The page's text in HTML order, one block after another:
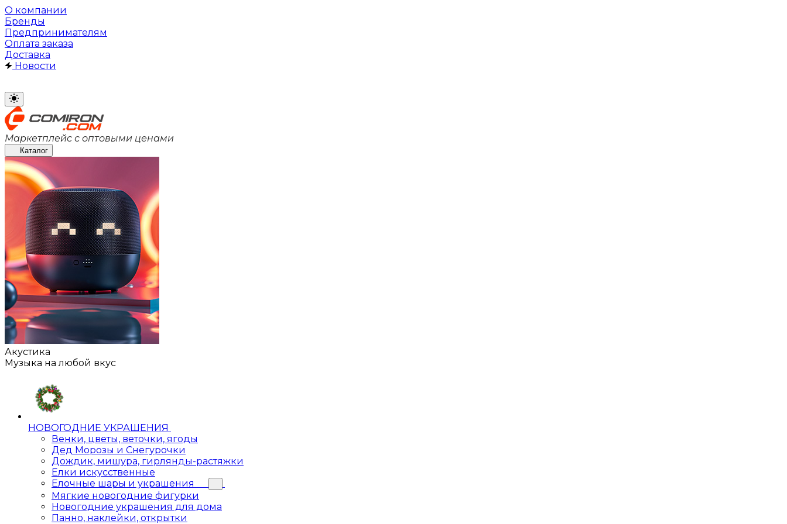
О компании
Бренды
Предпринимателям
Оплата заказа
Доставка
Новости
Маркетплейс с оптовыми ценами
Каталог
Акустика
Музыка на любой вкус
НОВОГОДНИЕ УКРАШЕНИЯ
Венки, цветы, веточки, ягоды
Дед Морозы и Снегурочки
Дождик, мишура, гирлянды-растяжки
Елки искусственные
Елочные шары и украшения
Мягкие новогодние фигурки
Новогодние украшения для дома
Панно, наклейки, открытки